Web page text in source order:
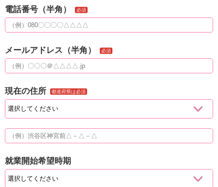
電話番号（半角） 必須
メールアドレス（半角） 必須
現在の住所 都道府県は必須
就業開始希望時期